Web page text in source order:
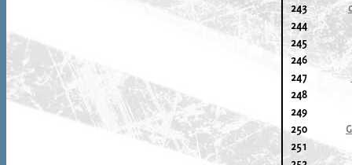
243
244
245
246
247
248
249
250
251